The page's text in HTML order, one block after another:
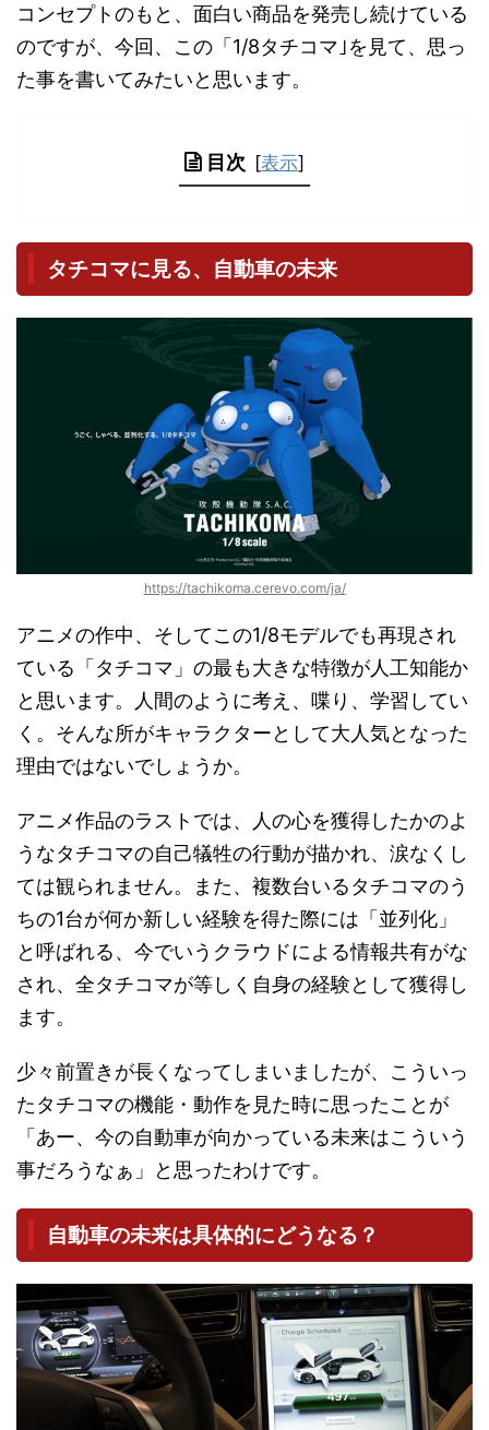
コンセプトのもと、面白い商品を発売し続けている
のですが、今回、この「1/8タチコマ｣を見て、思っ
た事を書いてみたいと思います。
目次 [表示]
タチコマに見る、自動車の未来
https://tachikoma.cerevo.com/ja/
アニメの作中、そしてこの1/8モデルでも再現され
ている「タチコマ」の最も大きな特徴が人工知能か
と思います。人間のように考え、喋り、学習してい
く。そんな所がキャラクターとして大人気となった
理由ではないでしょうか。
アニメ作品のラストでは、人の心を獲得したかのよ
うなタチコマの自己犠牲の行動が描かれ、涙なくし
ては観られません。また、複数台いるタチコマのう
ちの1台が何か新しい経験を得た際には「並列化」
と呼ばれる、今でいうクラウドによる情報共有がな
され、全タチコマが等しく自身の経験として獲得し
ます。
少々前置きが長くなってしまいましたが、こういっ
たタチコマの機能・動作を見た時に思ったことが
「あー、今の自動車が向かっている未来はこういう
事だろうなぁ」と思ったわけです。
自動車の未来は具体的にどうなる？